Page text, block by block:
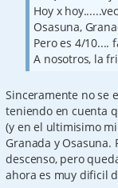
Hoy x
Osasuna,
Pero es 4/10....
A nosotros, la
Sinceramente no se
teniendo en cuenta
(y en el ultimisimo
Granada y Osasuna.
descenso, pero
ahora es muy dificil